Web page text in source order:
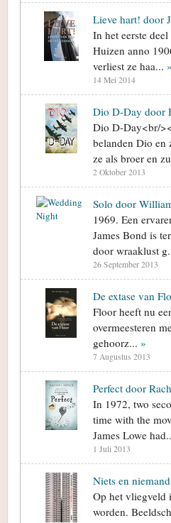
Lieve hart! door
In het eerste
Huizen anno
verliest ze haa... »
14 Mei 2014
Dio D-Day door
Dio D-Day<br/
belanden Dio en
ze als broer en
2 Oktober 2013
Solo door
1969. Een
James Bond is
door wraaklust
26 September 2013
De extase van
Floor heeft nu
overmeesteren
gehoorz... »
7 Augustus 2013
Perfect door
In 1972, two
time with the
James Lowe
1 Juli 2013
Niets en
Op het vliegveld
worden.